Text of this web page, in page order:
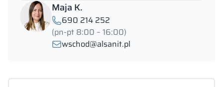
Maja K.
690 214 252
(pn-pt 8:00 – 16:00)
wschod@alsanit.pl